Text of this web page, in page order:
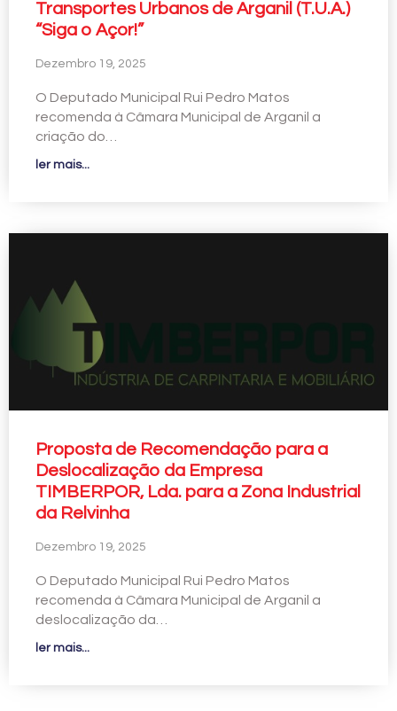
Transportes Urbanos de Arganil (T.U.A.)
“Siga o Açor!”
Dezembro 19, 2025
O Deputado Municipal Rui Pedro Matos
recomenda à Câmara Municipal de Arganil a
criação do…
ler mais...
Proposta de Recomendação para a
Deslocalização da Empresa
TIMBERPOR, Lda. para a Zona Industrial
da Relvinha
Dezembro 19, 2025
O Deputado Municipal Rui Pedro Matos
recomenda à Câmara Municipal de Arganil a
deslocalização da…
ler mais...